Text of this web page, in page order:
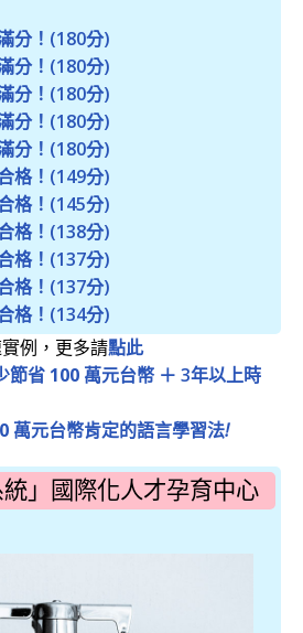
分！(180分)
分！(180分)
分！(180分)
分！(180分)
分！(180分)
格！(149分)
格！(145分)
格！(138分)
格！(137分)
格！(137分)
格！(134分)
例，更多請點此
節省 100 萬元台幣 ＋ 3年以上時
萬元台幣肯定的語言學習法!
」國際化人才孕育中心